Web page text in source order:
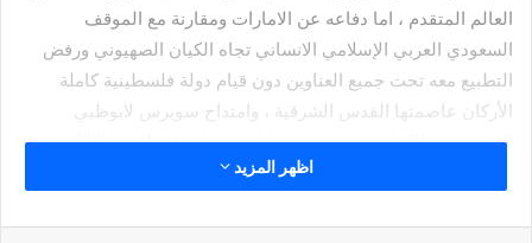
العالم المتقدم ، اما دفاعه عن الامارات ومقارنة مع الموقف
السعودي العربي الإسلامي الانساني تجاه الكيان الصهيوني ورفض
التطبيع معه تحت جميع العناوين دون قيام دولة فلسطينية كاملة
الأركان عاصمتها القدس الشرقية ، وامتداح سويرس لابوظبي
المطبعة مع الكيان الصهيوني فهذا امر يثير الشك والريبة !!!!!!
والعروبة لم يسلم من هجوم ساويرس ومحاولة الإسقاط عليه بكلام
اظهر المزيد